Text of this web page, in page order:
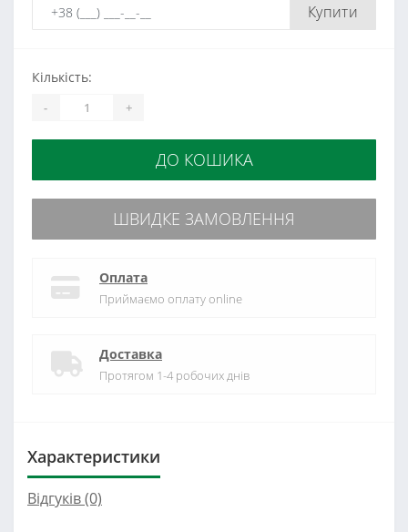
Купити
Кількість:
- +
ДО КОШИКА
ШВИДКЕ ЗАМОВЛЕННЯ
Оплата
Приймаємо оплату online
Доставка
Протягом 1-4 робочих днів
Характеристики
Відгуків (0)